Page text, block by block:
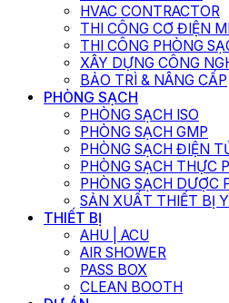
HVAC CONTRACTOR
THI CÔNG CƠ ĐIỆN
THI CÔNG PHÒNG
XÂY DỰNG CÔNG
BẢO TRÌ & NÂNG CẤP
PHÒNG SẠCH
PHÒNG SẠCH ISO
PHÒNG SẠCH GMP
PHÒNG SẠCH ĐIỆN
PHÒNG SẠCH THỰC
PHÒNG SẠCH DƯỢC
SẢN XUẤT THIẾT BỊ
THIẾT BỊ
AHU | ACU
AIR SHOWER
PASS BOX
CLEAN BOOTH